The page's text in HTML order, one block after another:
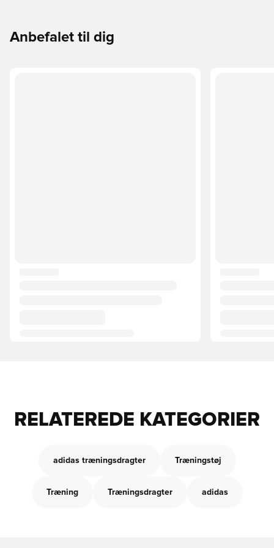
Anbefalet til dig
RELATEREDE KATEGORIER
adidas træningsdragter Træningstøj
Træning Træningsdragter adidas